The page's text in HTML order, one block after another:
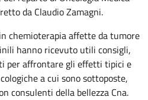
da Claudio Zamagni.
chemioterapia affette da tumore
hanno ricevuto utili consigli,
per affrontare gli effetti tipici e
a cui sono sottoposte,
consulenti della bellezza Cna.